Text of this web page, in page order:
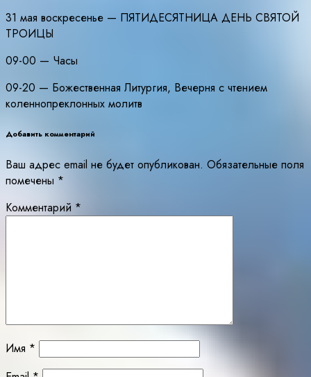
31 мая воскресенье — ПЯТИДЕСЯТНИЦА ДЕНЬ СВЯТОЙ
ТРОИЦЫ
09-00 — Часы
09-20 — Божественная Литургия, Вечерня с чтением
коленнопреклонных молитв
Добавить комментарий
Ваш адрес email не будет опубликован. Обязательные поля
помечены *
Комментарий *
Имя *